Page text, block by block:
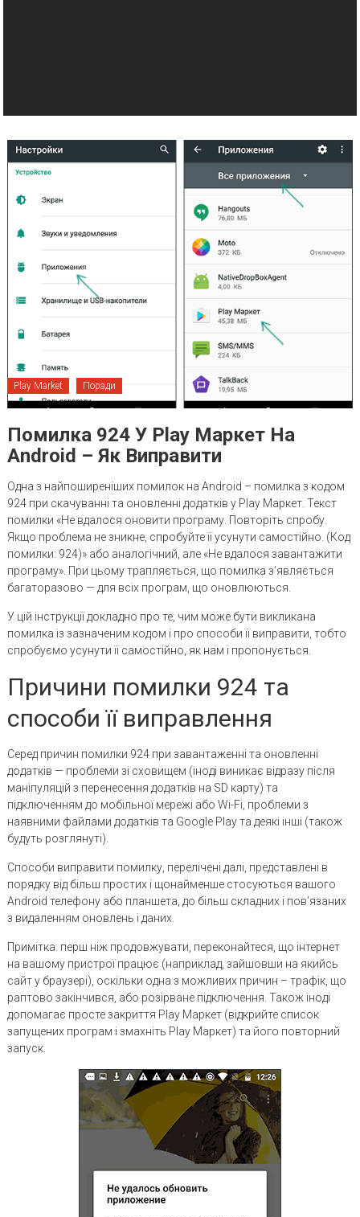
Play Market Поради
Помилка 924 У Play Маркет На
Android – Як Виправити
Одна з найпоширеніших помилок на Android – помилка з кодом
924 при скачуванні та оновленні додатків у Play Маркет. Текст
помилки «Не вдалося оновити програму. Повторіть спробу.
Якщо проблема не зникне, спробуйте її усунути самостійно. (Код
помилки: 924)» або аналогічний, але «Не вдалося завантажити
програму». При цьому трапляється, що помилка з’являється
багаторазово — для всіх програм, що оновлюються.
У цій інструкції докладно про те, чим може бути викликана
помилка із зазначеним кодом і про способи її виправити, тобто
спробуємо усунути її самостійно, як нам і пропонується.
Причини помилки 924 та
способи її виправлення
Серед причин помилки 924 при завантаженні та оновленні
додатків — проблеми зі сховищем (іноді виникає відразу після
маніпуляцій з перенесення додатків на SD карту) та
підключенням до мобільної мережі або Wi-Fi, проблеми з
наявними файлами додатків та Google Play та деякі інші (також
будуть розглянуті).
Способи виправити помилку, перелічені далі, представлені в
порядку від більш простих і щонайменше стосуються вашого
Android телефону або планшета, до більш складних і пов’язаних
з видаленням оновлень і даних.
Примітка: перш ніж продовжувати, переконайтеся, що інтернет
на вашому пристрої працює (наприклад, зайшовши на якийсь
сайт у браузері), оскільки одна з можливих причин – трафік, що
раптово закінчився, або розірване підключення. Також іноді
допомагає просте закриття Play Маркет (відкрийте список
запущених програм і змахніть Play Маркет) та його повторний
запуск.